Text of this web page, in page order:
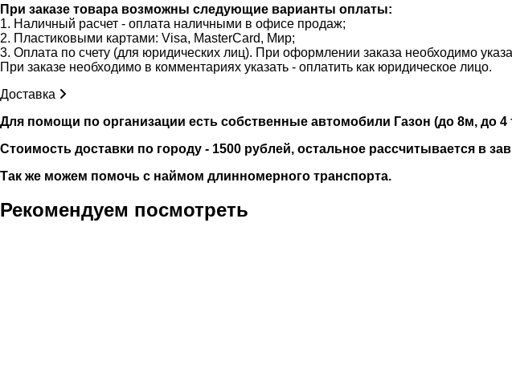
При заказе товара возможны следующие варианты оплаты:
1. Наличный расчет - оплата наличными в офисе продаж;
2. Пластиковыми картами: Visa, MasterCard, Мир;
3. Оплата по счету (для юридических лиц). При оформлении заказа необходимо
При заказе необходимо в комментариях указать - оплатить как юридическое лицо.
Доставка
Для помощи по организации есть собственные автомобили Газон (до 8м, до 4
Стоимость доставки по городу - 1500 рублей, остальное рассчитывается в
Так же можем помочь с наймом длинномерного транспорта.
Рекомендуем посмотреть